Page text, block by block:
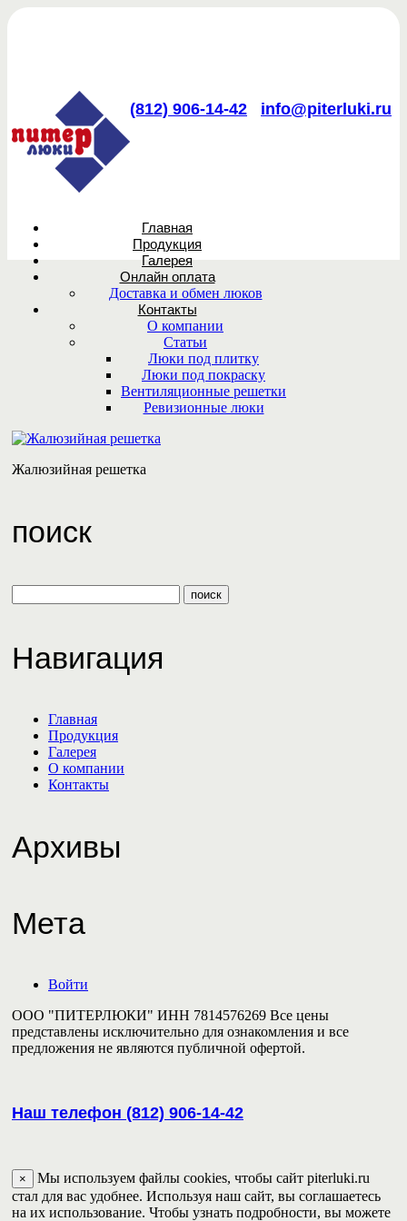
(812) 906-14-42 info@piterluki.ru
Главная
Продукция
Галерея
Онлайн оплата
Доставка и обмен люков
Контакты
О компании
Статьи
Люки под плитку
Люки под покраску
Вентиляционные решетки
Ревизионные люки
Жалюзийная решетка
поиск
Навигация
Главная
Продукция
Галерея
О компании
Контакты
Архивы
Мета
Войти
ООО "ПИТЕРЛЮКИ" ИНН 7814576269 Все цены
представлены исключительно для ознакомления и все
предложения не являются публичной офертой.
Наш телефон (812) 906-14-42
×
Мы используем файлы cookies, чтобы сайт piterluki.ru
стал для вас удобнее. Используя наш сайт, вы соглашаетесь
на их использование. Чтобы узнать подробности, вы можете